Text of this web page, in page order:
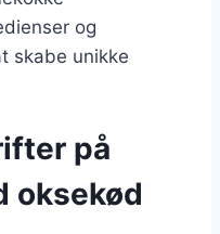
og
skabe unikke
på
oksekød